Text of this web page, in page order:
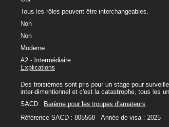
Tous les rôles peuvent être interchangeables.
Non
Non
Moderne
A2 - Intermédiaire
Explications
Des troisièmes sont pris pour un stage pour
inter-dimentionnel et c'est la catastrophe, tous les
SACD
Barème pour les troupes d'amateurs
Référence SACD : 805568 Année de visa : 2025